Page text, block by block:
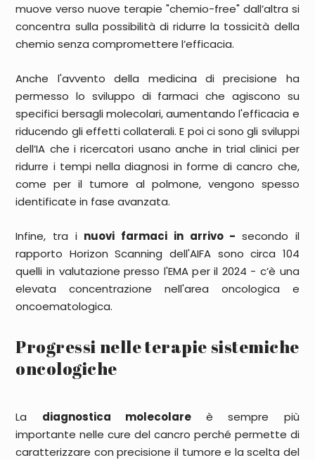
muove verso nuove terapie "chemio-free" dall’altra si
concentra sulla possibilità di ridurre la tossicità della
chemio senza compromettere l’efficacia.
Anche l'avvento della medicina di precisione ha
permesso lo sviluppo di farmaci che agiscono su
specifici bersagli molecolari, aumentando l'efficacia e
riducendo gli effetti collaterali.E poi ci sonogli sviluppi
dell’IA che i ricercatori usano anche in trial clinici per
ridurre i tempi nella diagnosi in forme di cancro che,
come per il tumore al polmone, vengono spesso
identificate in fase avanzata.
Infine, tra i nuovi farmaci in arrivo - secondo il
rapporto Horizon Scanning dell'AIFA sono circa 104
quelli in valutazione presso l'EMA per il 2024 - c’è una
elevata concentrazione nell'area oncologica e
oncoematologica.
Progressi nelle terapie sistemiche
oncologiche
La diagnostica molecolareè sempre più
importante nelle cure del cancro perché permette di
caratterizzare con precisione il tumore e la scelta del